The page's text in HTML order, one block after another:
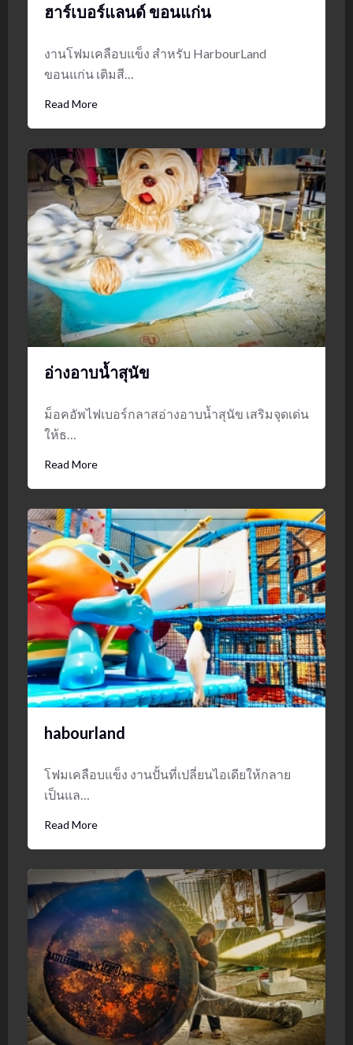
ฮาร์เบอร์แลนด์ ขอนแก่น
งานโฟมเคลือบแข็ง สำหรับ HarbourLand
ขอนแก่น เติมสี…
Read More
อ่างอาบน้ำสุนัข
ม็อคอัพไฟเบอร์กลาสอ่างอาบน้ำสุนัข เสริมจุดเด่น
ให้ธ…
Read More
habourland
โฟมเคลือบแข็ง งานปั้นที่เปลี่ยนไอเดียให้กลาย
เป็นแล…
Read More